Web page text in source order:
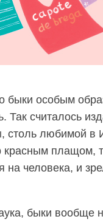
быки особым
Так считалось
столь любимой в
красным плащом,
на человека, и
быки вообще